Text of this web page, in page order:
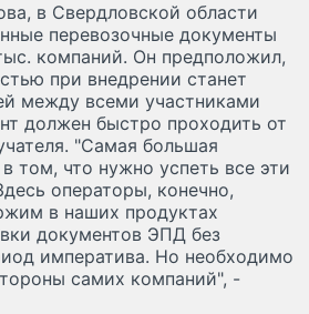
в Свердловской области
перевозочные документы
компаний. Он предположил,
при внедрении станет
между всеми участниками
должен быстро проходить от
"Самая большая
том, что нужно успеть все эти
операторы, конечно,
в наших продуктах
документов ЭПД без
императива. Но необходимо
самих компаний", -